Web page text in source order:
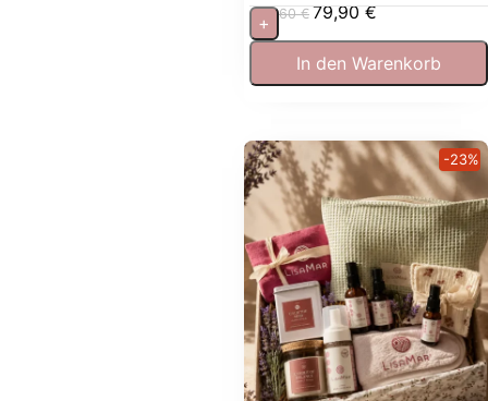
97,60€ 79,90€
+
In den Warenkorb
-23%